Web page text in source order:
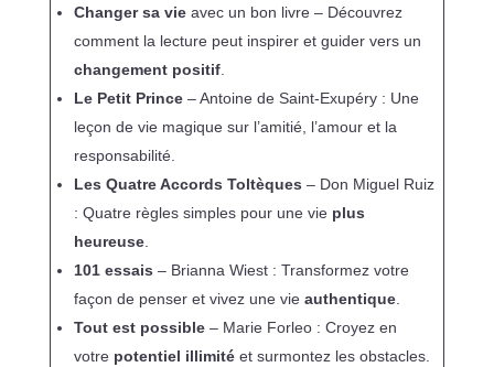
Changer sa vieavec un bon livre – Découvrez
comment la lecture peut inspirer et guider vers un
changement positif.
Le Petit Prince– Antoine de Saint-Exupéry : Une
leçon de vie magique sur l’amitié, l’amour et la
responsabilité.
Les Quatre Accords Toltèques – Don Miguel Ruiz
: Quatre règles simples pour une vie plus
heureuse.
101 essais – Brianna Wiest : Transformez votre
façon de penser et vivez une vie authentique.
Tout est possible– Marie Forleo : Croyez en
votre potentiel illimitéet surmontez les obstacles.